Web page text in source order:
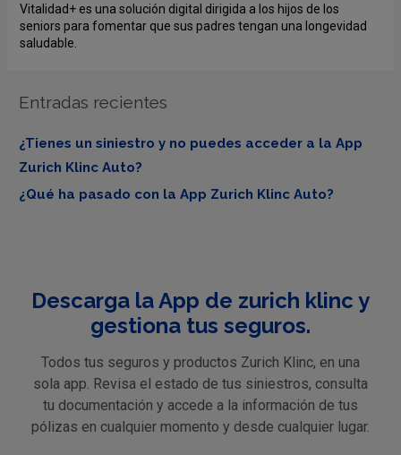
Vitalidad+ es una solución digital dirigida a los hijos de los
seniors para fomentar que sus padres tengan una longevidad
saludable.
Entradas recientes
¿Tienes un siniestro y no puedes acceder a la App
Zurich Klinc Auto?
¿Qué ha pasado con la App Zurich Klinc Auto?
Descarga la App de zurich klinc y
gestiona tus seguros.
Todos tus seguros y productos Zurich Klinc, en una
sola app. Revisa el estado de tus siniestros, consulta
tu documentación y accede a la información de tus
pólizas en cualquier momento y desde cualquier lugar.